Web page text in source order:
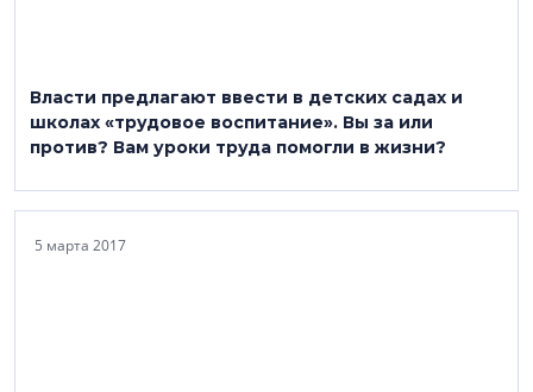
Власти предлагают ввести в детских садах и
школах «трудовое воспитание». Вы за или
против? Вам уроки труда помогли в жизни?
5 марта 2017